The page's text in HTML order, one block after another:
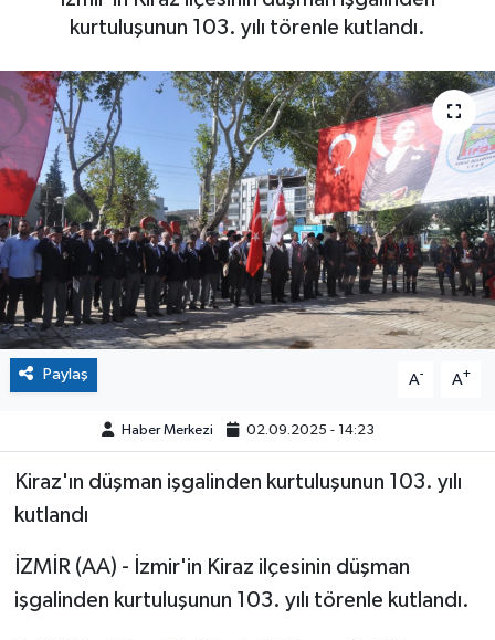
kurtuluşunun 103. yılı törenle kutlandı.
Paylaş A- A+
Haber Merkezi 02.09.2025 - 14:23
Kiraz'ın düşman işgalinden kurtuluşunun 103. yılı
kutlandı
İZMİR (AA) - İzmir'in Kiraz ilçesinin düşman
işgalinden kurtuluşunun 103. yılı törenle kutlandı.